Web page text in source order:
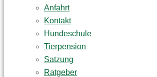
Anfahrt
Kontakt
Hundeschule
Tierpension
Satzung
Ratgeber